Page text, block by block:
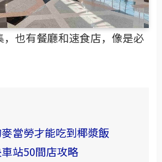
也有餐廳和速食店，像是必
當勞才能吃到椰漿飯
站50間店攻略